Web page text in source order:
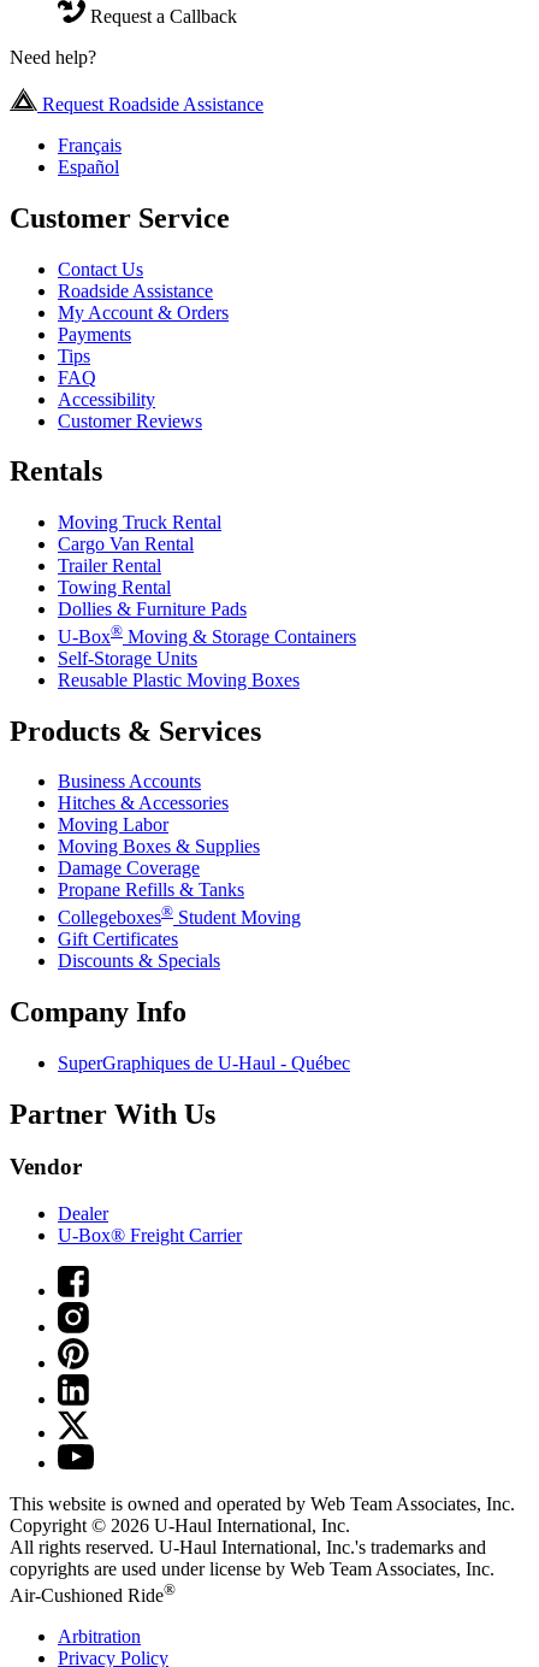
Request a Callback
Need help?
Request Roadside Assistance
Français
Español
Customer Service
Contact Us
Roadside Assistance
My Account & Orders
Payments
Tips
FAQ
Accessibility
Customer Reviews
Rentals
Moving Truck Rental
Cargo Van Rental
Trailer Rental
Towing Rental
Dollies & Furniture Pads
U-Box® Moving & Storage Containers
Self-Storage Units
Reusable Plastic Moving Boxes
Products & Services
Business Accounts
Hitches & Accessories
Moving Labor
Moving Boxes & Supplies
Damage Coverage
Propane Refills & Tanks
Collegeboxes® Student Moving
Gift Certificates
Discounts & Specials
Company Info
SuperGraphiques de U-Haul - Québec
Partner With Us
Vendor
Dealer
U-Box® Freight Carrier
This website is owned and operated by Web Team Associates, Inc.
Copyright © 2026 U-Haul International, Inc.
All rights reserved. U-Haul International, Inc.'s trademarks and
copyrights are used under license by Web Team Associates, Inc.
Air-Cushioned Ride®
Arbitration
Privacy Policy